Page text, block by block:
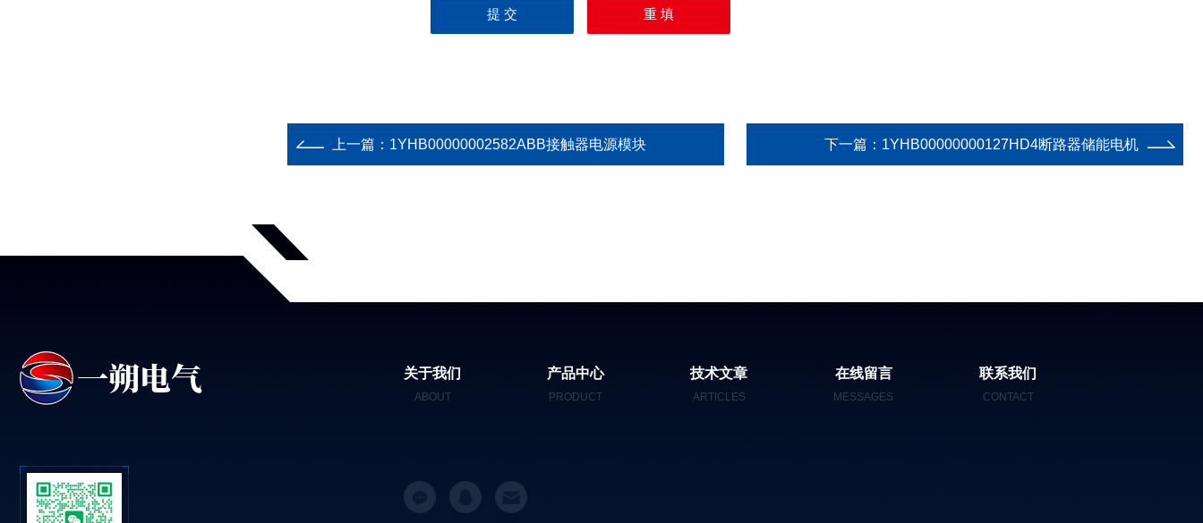
上一篇： 1YHB00000002582ABB接触器电源模块 下一篇： 1YHB00000000127HD4断路器储能电机
关于我们
ABOUT
产品中心
PRODUCT
技术文章
ARTICLES
在线留言
MESSAGES
联系我们
CONTACT